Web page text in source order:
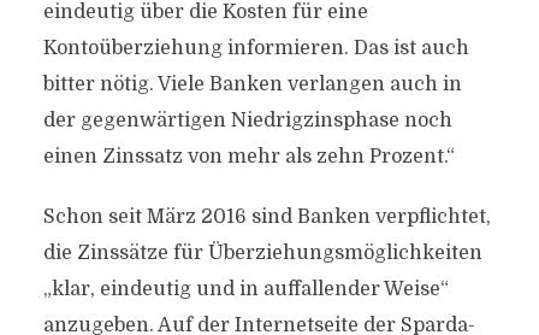
eindeutig über die Kosten für eine
Kontoüberziehung informieren. Das ist auch
bitter nötig. Viele Banken verlangen auch in
der gegenwärtigen Niedrigzinsphase noch
einen Zinssatz von mehr als zehn Prozent.“
Schon seit März 2016 sind Banken verpflichtet,
die Zinssätze für Überziehungsmöglichkeiten
„klar, eindeutig und in auffallender Weise“
anzugeben. Auf der Internetseite der Sparda-